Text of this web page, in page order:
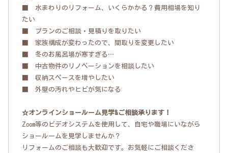
■ 水まわりのリフォーム、いくらかかる？費用相場を知り
たい
■ プランのご相談・見積りを取りたい
■ 家族構成が変わったので、間取りを変更したい
■ 冬のお風呂場が寒すぎる…
■ 中古物件のリノベーションを相談したい
■ 収納スペースを増やしたい
■ 外壁の汚れやヒビが気になる
☆オンラインショールーム見学&ご相談承ります！
Zoom等のビデオシステムを使用して、自宅や職場にいながら
ショールームを見学しませんか？
リフォームのご相談も大歓迎です。お気軽にご相談くださ